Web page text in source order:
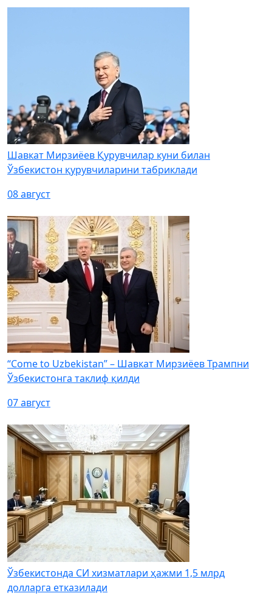
Шавкат Мирзиёев Қурувчилар куни билан
Ўзбекистон қурувчиларини табриклади
08 август
“Come to Uzbekistan” – Шавкат Мирзиёев Трампни
Ўзбекистонга таклиф қилди
07 август
Ўзбекистонда СИ хизматлари ҳажми 1,5 млрд
долларга етказилади